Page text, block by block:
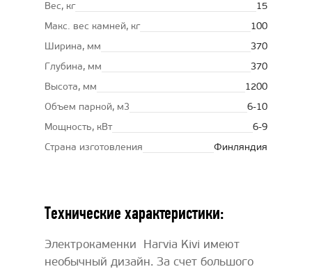
Вес, кг
15
Макс. вес камней, кг
100
Ширина, мм
370
Глубина, мм
370
Высота, мм
1200
Oбъем парной, м3
6-10
Мощность, кВт
6-9
Страна изготовления
Финляндия
Технические характеристики:
Электрокаменки Harvia Kivi имеют
необычный дизайн. За счет большого